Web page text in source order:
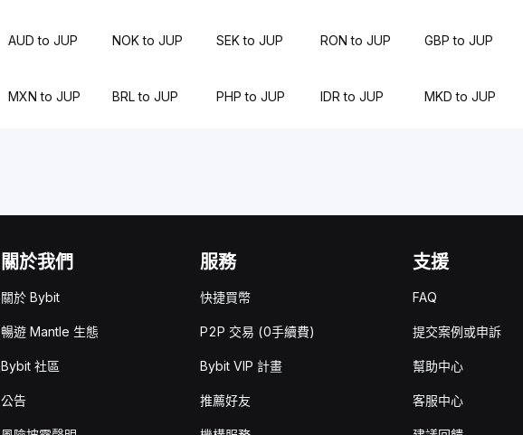
AUD to JUP NOK to JUP SEK to JUP RON to JUP GBP to JUP
MXN to JUP BRL to JUP PHP to JUP IDR to JUP MKD to JUP
關於我們
關於 Bybit
暢遊 Mantle 生態
Bybit 社區
公告
服務
快捷買幣
P2P 交易 (0手續費)
Bybit VIP 計畫
推薦好友
支援
FAQ
提交案例或申訴
幫助中心
客服中心